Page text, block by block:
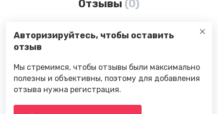
Отзывы (0)
Авторизируйтесь, чтобы оставить
отзыв
Мы стремимся, чтобы отзывы были максимально
полезны и объективны, поэтому для добавления
отзыва нужна регистрация.